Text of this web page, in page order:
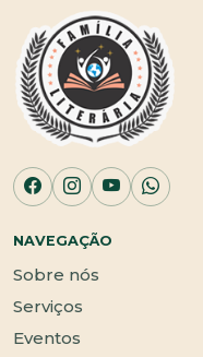
NAVEGAÇÃO
Sobre nós
Serviços
Eventos